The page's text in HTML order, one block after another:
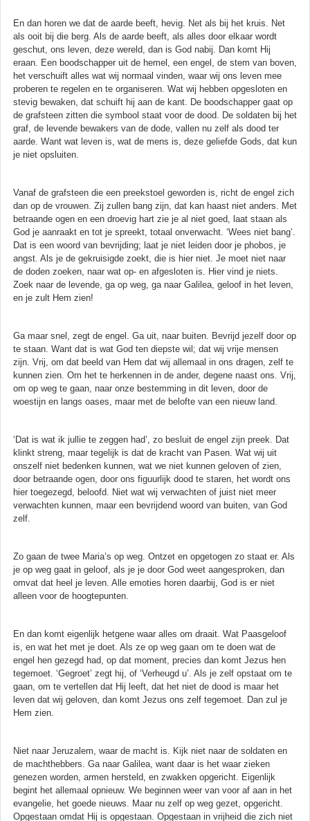
En dan horen we dat de aarde beeft, hevig. Net als bij het kruis. Net
als ooit bij die berg. Als de aarde beeft, als alles door elkaar wordt
geschut, ons leven, deze wereld, dan is God nabij. Dan komt Hij
eraan. Een boodschapper uit de hemel, een engel, de stem van boven,
het verschuift alles wat wij normaal vinden, waar wij ons leven mee
proberen te regelen en te organiseren. Wat wij hebben opgesloten en
stevig bewaken, dat schuift hij aan de kant. De boodschapper gaat op
de grafsteen zitten die symbool staat voor de dood. De soldaten bij het
graf, de levende bewakers van de dode, vallen nu zelf als dood ter
aarde. Want wat leven is, wat de mens is, deze geliefde Gods, dat kun
je niet opsluiten.
Vanaf de grafsteen die een preekstoel geworden is, richt de engel zich
dan op de vrouwen. Zij zullen bang zijn, dat kan haast niet anders. Met
betraande ogen en een droevig hart zie je al niet goed, laat staan als
God je aanraakt en tot je spreekt, totaal onverwacht. ‘Wees niet bang’.
Dat is een woord van bevrijding; laat je niet leiden door je phobos, je
angst. Als je de gekruisigde zoekt, die is hier niet. Je moet niet naar
de doden zoeken, naar wat op- en afgesloten is. Hier vind je niets.
Zoek naar de levende, ga op weg, ga naar Galilea, geloof in het leven,
en je zult Hem zien!
Ga maar snel, zegt de engel. Ga uit, naar buiten. Bevrijd jezelf door op
te staan. Want dat is wat God ten diepste wil; dat wij vrije mensen
zijn. Vrij, om dat beeld van Hem dat wij allemaal in ons dragen, zelf te
kunnen zien. Om het te herkennen in de ander, degene naast ons. Vrij,
om op weg te gaan, naar onze bestemming in dit leven, door de
woestijn en langs oases, maar met de belofte van een nieuw land.
‘Dat is wat ik jullie te zeggen had’, zo besluit de engel zijn preek. Dat
klinkt streng, maar tegelijk is dat de kracht van Pasen. Wat wij uit
onszelf niet bedenken kunnen, wat we niet kunnen geloven of zien,
door betraande ogen, door ons figuurlijk dood te staren, het wordt ons
hier toegezegd, beloofd. Niet wat wij verwachten of juist niet meer
verwachten kunnen, maar een bevrijdend woord van buiten, van God
zelf.
Zo gaan de twee Maria’s op weg. Ontzet en opgetogen zo staat er. Als
je op weg gaat in geloof, als je je door God weet aangesproken, dan
omvat dat heel je leven. Alle emoties horen daarbij, God is er niet
alleen voor de hoogtepunten.
En dan komt eigenlijk hetgene waar alles om draait. Wat Paasgeloof
is, en wat het met je doet. Als ze op weg gaan om te doen wat de
engel hen gezegd had, op dat moment, precies dan komt Jezus hen
tegemoet. ‘Gegroet’ zegt hij, of ‘Verheugd u’. Als je zelf opstaat om te
gaan, om te vertellen dat Hij leeft, dat het niet de dood is maar het
leven dat wij geloven, dan komt Jezus ons zelf tegemoet. Dan zul je
Hem zien.
Niet naar Jeruzalem, waar de macht is. Kijk niet naar de soldaten en
de machthebbers. Ga naar Galilea, want daar is het waar zieken
genezen worden, armen hersteld, en zwakken opgericht. Eigenlijk
begint het allemaal opnieuw. We beginnen weer van voor af aan in het
evangelie, het goede nieuws. Maar nu zelf op weg gezet, opgericht.
Opgestaan omdat Hij is opgestaan. Opgestaan in vrijheid die zich niet